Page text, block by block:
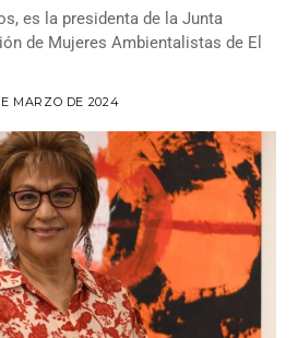
es la presidenta de la Junta
de Mujeres Ambientalistas de El
MARZO DE 2024